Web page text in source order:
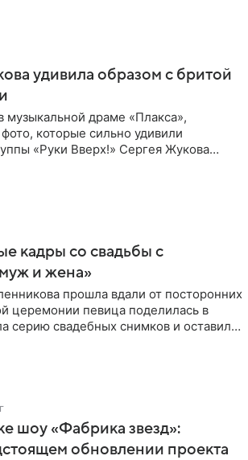
удивила образом с бритой
музыкальной драме «Плакса»,
которые сильно удивили
«Руки Вверх!» Сергея Жукова
кадры со свадьбы с
и жена»
прошла вдали от посторонних
церемонии певица поделилась в
серию свадебных снимков и оставила
шоу «Фабрика звезд»:
обновлении проекта